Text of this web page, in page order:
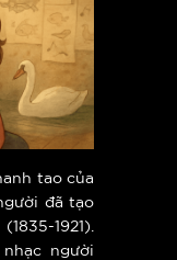
tao của
đã tạo
1921).
người